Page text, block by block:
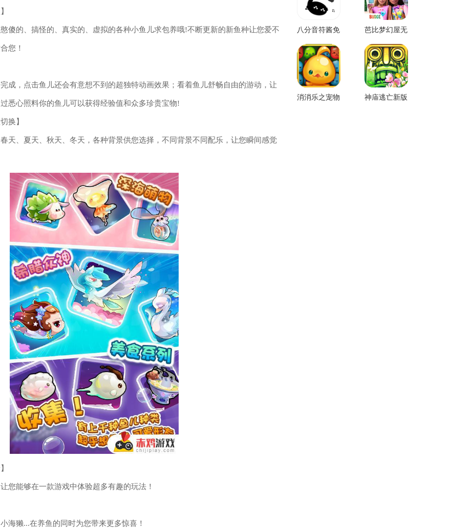
傻的、搞怪的、真实的、虚拟的各种小鱼儿求包养哦!不断更新的新鱼种让您爱不
您！
成，点击鱼儿还会有意想不到的超独特动画效果；看着鱼儿舒畅自由的游动，让
悉心照料你的鱼儿可以获得经验值和众多珍贵宝物!
换】
天、夏天、秋天、冬天，各种背景供您选择，不同背景不同配乐，让您瞬间感觉
您能够在一款游戏中体验超多有趣的玩法！
海獭...在养鱼的同时为您带来更多惊喜！
八分音符酱免
费版
芭比梦幻屋无
限金币版
消消乐之宠物 神庙逃亡新版